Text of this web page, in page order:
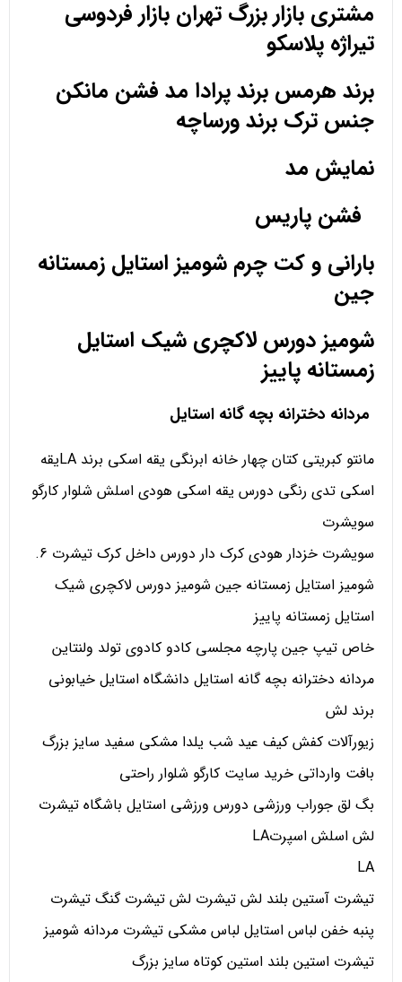
مشتری بازار بزرگ تهران بازار فردوسی
تیراژه پلاسکو
برند هرمس برند پرادا مد فشن مانکن
جنس ترک برند ورساچه
نمایش مد
فشن پاریس
بارانی و کت چرم شومیز استایل زمستانه
جین
شومیز دورس لاکچری شیک استایل
زمستانه پاییز
مردانه دخترانه بچه گانه استایل
مانتو کبریتی کتان چهار خانه ابرنگی یقه اسکی برند LAیقه
اسکی تدی رنگی دورس یقه اسکی هودی اسلش شلوار کارگو
سویشرت
سویشرت خزدار هودی کرک دار دورس داخل کرک تیشرت 6.
شومیز استایل زمستانه جین شومیز دورس لاکچری شیک
استایل زمستانه پاییز
خاص تیپ جین پارچه مجلسی کادو کادوی تولد ولنتاین
مردانه دخترانه بچه گانه استایل دانشگاه استایل خیابونی
برند لش
زیورآلات کفش کیف عید شب یلدا مشکی سفید سایز بزرگ
بافت وارداتی خرید سایت کارگو شلوار راحتی
بگ لق جوراب ورزشی دورس ورزشی استایل باشگاه تیشرت
لش اسلش اسپرتLA
LA
تیشرت آستین بلند لش تیشرت لش تیشرت گنگ تیشرت
پنبه خفن لباس استایل لباس مشکی تیشرت مردانه شومیز
تیشرت استین بلند استین کوتاه سایز بزرگ